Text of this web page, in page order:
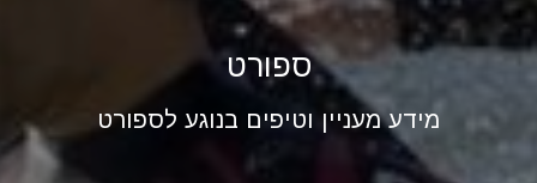
ספורט
מידע מעניין וטיפים בנוגע לספורט